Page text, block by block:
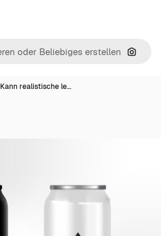
Nach
Kann realistische le…